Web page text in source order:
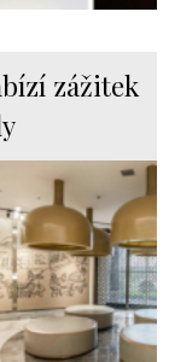
zážitek